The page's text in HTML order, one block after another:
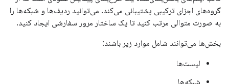
گروه‌های اجزای ترکیبی پشتیبانی می‌کند. می‌توانید ردیف‌ها و شبکه‌ها را
به صورت متوالی مرتب کنید تا یک ساختار مرور سفارشی ایجاد کنید.
بخش‌ها می‌توانند شامل موارد زیر باشند:
لیست‌ها
شبکه‌ها